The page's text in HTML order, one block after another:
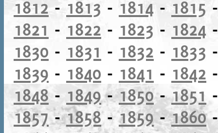
1812 - 1813 - 1814 - 1815
1821 - 1822 - 1823 - 1824
1830 - 1831 - 1832 - 1833
1839 - 1840 - 1841 - 1842
1848 - 1849-1850-1851
1857-1858-1859-1860